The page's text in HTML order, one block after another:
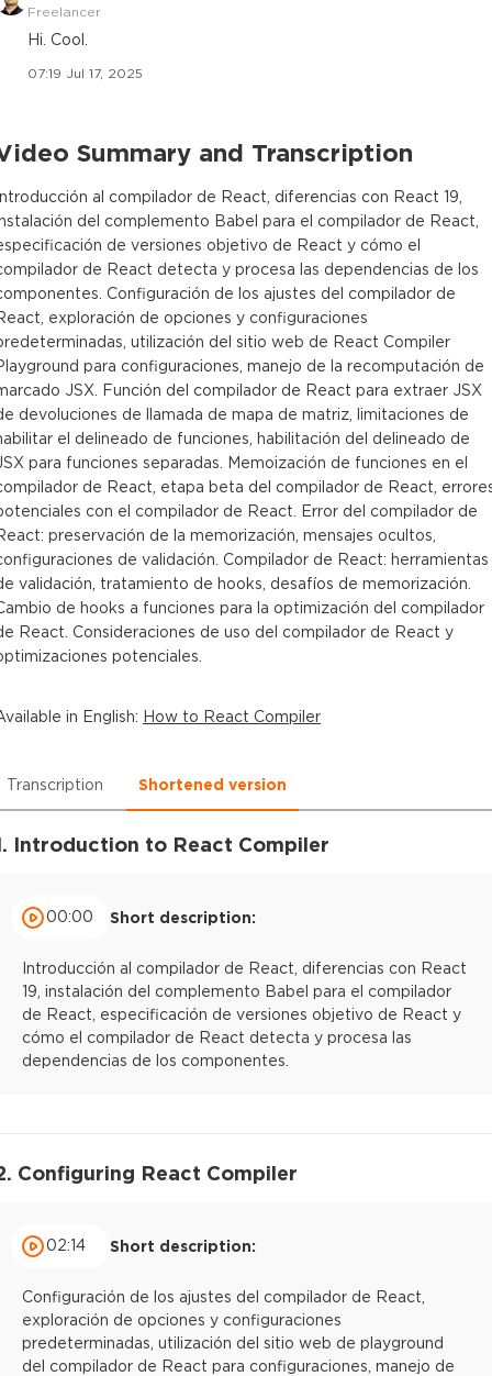
Freelancer
Hi. Cool.
07:19 Jul 17, 2025
Summary and Transcription
al compilador de React, diferencias con React 19,
del complemento Babel para el compilador de React,
de versiones objetivo de React y cómo el
de React detecta y procesa las dependencias de los
Configuración de los ajustes del compilador de
exploración de opciones y configuraciones
utilización del sitio web de React Compiler
para configuraciones, manejo de la recomputación de
JSX. Función del compilador de React para extraer JSX
devoluciones de llamada de mapa de matriz, limitaciones de
el delineado de funciones, habilitación del delineado de
para funciones separadas. Memoización de funciones en el
de React, etapa beta del compilador de React,
con el compilador de React. Error del compilador de
preservación de la memorización, mensajes ocultos,
de validación. Compilador de React: herramientas
validación, tratamiento de hooks, desafíos de memorización.
de hooks a funciones para la optimización del compilador
React. Consideraciones de uso del compilador de React y
potenciales.
in English: How to React Compiler
Transcription Shortened version
Introduction to React Compiler
00:00 Short description:
Introducción al compilador de React, diferencias con React
19, instalación del complemento Babel para el compilador
de React, especificación de versiones objetivo de React y
cómo el compilador de React detecta y procesa las
dependencias de los componentes.
Configuring React Compiler
02:14 Short description:
Configuración de los ajustes del compilador de React,
exploración de opciones y configuraciones
predeterminadas, utilización del sitio web de playground
del compilador de React para configuraciones, manejo de